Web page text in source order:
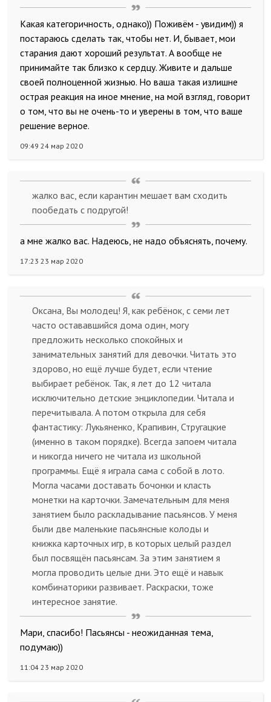
Какая категоричность, однако)) Поживём - увидим)) я
постараюсь сделать так, чтобы нет. И, бывает, мои
старания дают хороший результат. А вообще не
принимайте так близко к сердцу. Живите и дальше
своей полноценной жизнью. Но ваша такая излишне
острая реакция на иное мнение, на мой взгляд, говорит
о том, что вы не очень-то и уверены в том, что ваше
решение верное.
09:49 24 мар 2020
жалко вас, если карантин мешает вам сходить
пообедать с подругой!
а мне жалко вас. Надеюсь, не надо объяснять, почему.
17:23 23 мар 2020
Оксана, Вы молодец! Я, как ребёнок, с семи лет
часто остававшийся дома один, могу
предложить несколько спокойных и
занимательных занятий для девочки. Читать это
здорово, но ещё лучше будет, если чтение
выбирает ребёнок. Так, я лет до 12 читала
исключительно детские энциклопедии. Читала и
перечитывала. А потом открыла для себя
фантастику: Лукьяненко, Крапивин, Стругацкие
(именно в таком порядке). Всегда запоем читала
и никогда ничего не читала из школьной
программы. Ещё я играла сама с собой в лото.
Могла часами доставать бочонки и класть
монетки на карточки. Замечательным для меня
занятием было раскладывание пасьянсов. У меня
были две маленькие пасьянсные колоды и
книжка карточных игр, в которых целый раздел
был посвящён пасьянсам. За этим занятием я
могла проводить целые дни. Это ещё и навык
комбинаторики развивает. Раскраски, тоже
интересное занятие.
Мари, спасибо! Пасьянсы - неожиданная тема,
подумаю))
11:04 23 мар 2020